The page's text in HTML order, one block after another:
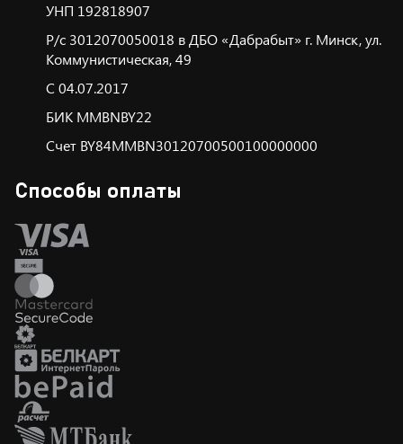
УНП 192818907
Р/с 3012070050018 в ДБО «Дабрабыт» г. Минск, ул.
Коммунистическая, 49
С 04.07.2017
БИК ММBNBY22
Счет BY84MMBN30120700500100000000
Способы оплаты